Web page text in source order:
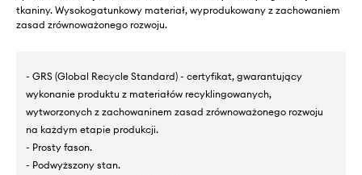
tkaniny. Wysokogatunkowy materiał, wyprodukowany z zachowaniem
zasad zrównoważonego rozwoju.
- GRS (Global Recycle Standard) - certyfikat, gwarantujący
wykonanie produktu z materiałów recyklingowanych,
wytworzonych z zachowaninem zasad zrównoważonego rozwoju
na każdym etapie produkcji.
- Prosty fason.
- Podwyższony stan.